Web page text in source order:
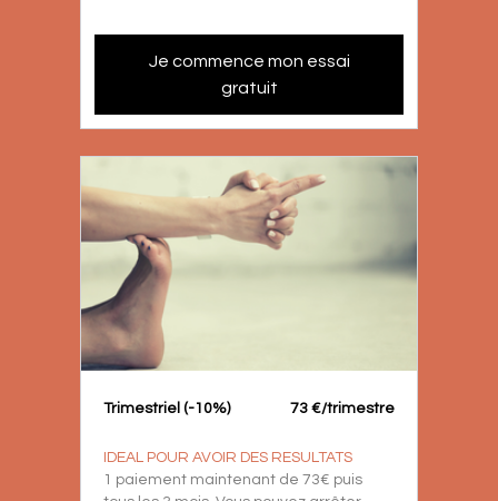
Je commence mon essai
gratuit
Trimestriel (-10%) 73 €/trimestre
IDEAL POUR AVOIR DES RESULTATS
1 paiement maintenant de 73€ puis